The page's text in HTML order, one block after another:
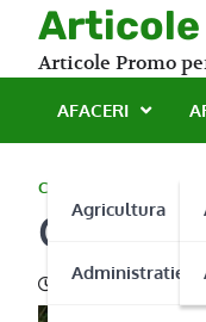
content
Articole
Articole Promo
AFACERI
Agricultura
Administratie
CONSTRUCTII
Cu
20/06/2013